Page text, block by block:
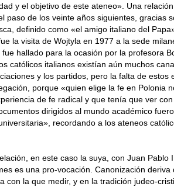
y el objetivo de este ateneo». Una
paso de los veinte años siguientes, gracias
definido como «el amigo italiano del
la visita de Wojtyla en 1977 a la sede
hallado para la ocasión por la profesora
católicos italianos existían aún muchos
y los partidos, pero la falta de estos
porque «quien elige la fe en Polonia
de fe radical y que tenía que ver
dirigidos al mundo académico
recordando a los ateneos
en este caso la suya, con Juan Pablo
es una pro-vocación. Canonización deriva
con la que medir, y en la tradición judeo-